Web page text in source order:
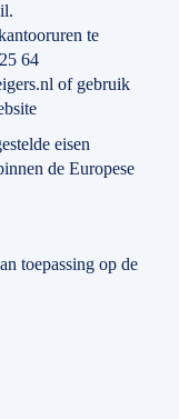
te
64
of gebruik
eisen
de Europese
toepassing op de